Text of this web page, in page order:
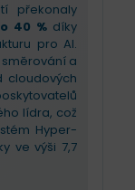
překonaly
40 % díky
pro AI.
a
cloudových
lídra, což
Hyper-
ve výši 7,7